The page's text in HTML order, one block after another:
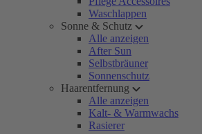
Waschlappen
Sonne & Schutz
Alle anzeigen
After Sun
Selbstbräuner
Sonnenschutz
Haarentfernung
Alle anzeigen
Kalt- & Warmwachs
Rasierer